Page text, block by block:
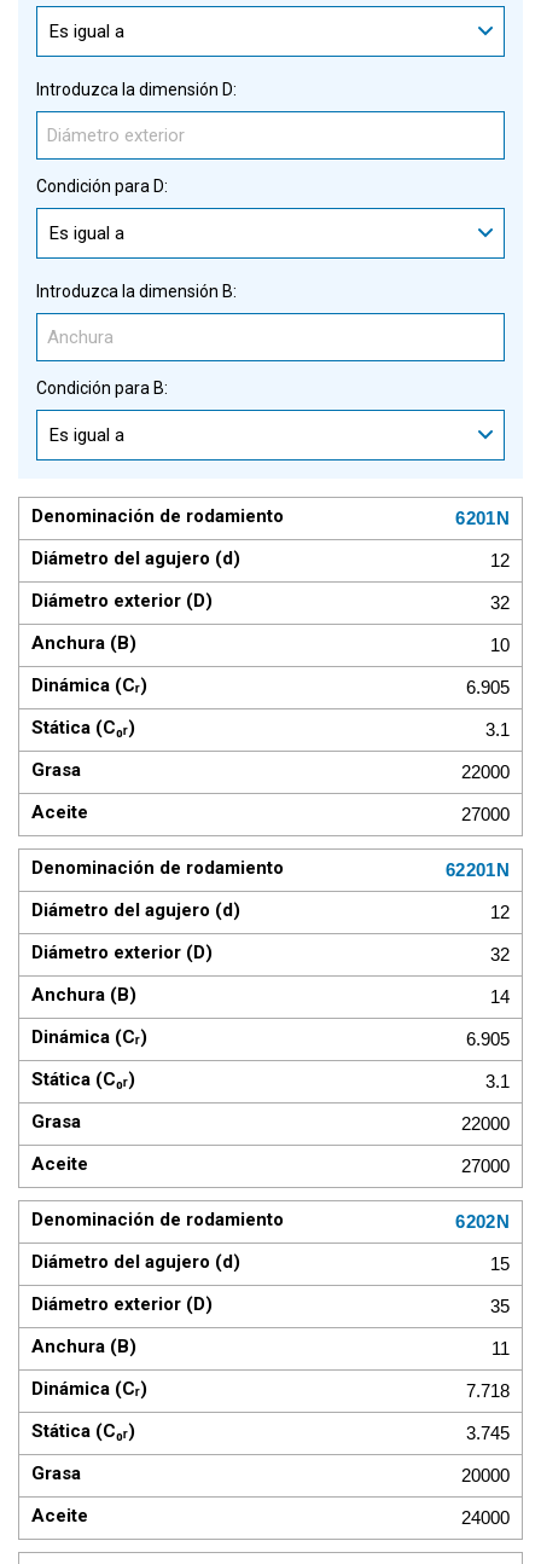
Es igual a
Introduzca la dimensión D:
Condición para D:
Es igual a
Introduzca la dimensión B:
Condición para B:
Es igual a
6201N
12
32
10
6.905
3.1
22000
27000
62201N
12
32
14
6.905
3.1
22000
27000
6202N
15
35
11
7.718
3.745
20000
24000